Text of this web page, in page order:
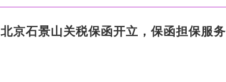
北京石景山关税保函开立，保函担保服务